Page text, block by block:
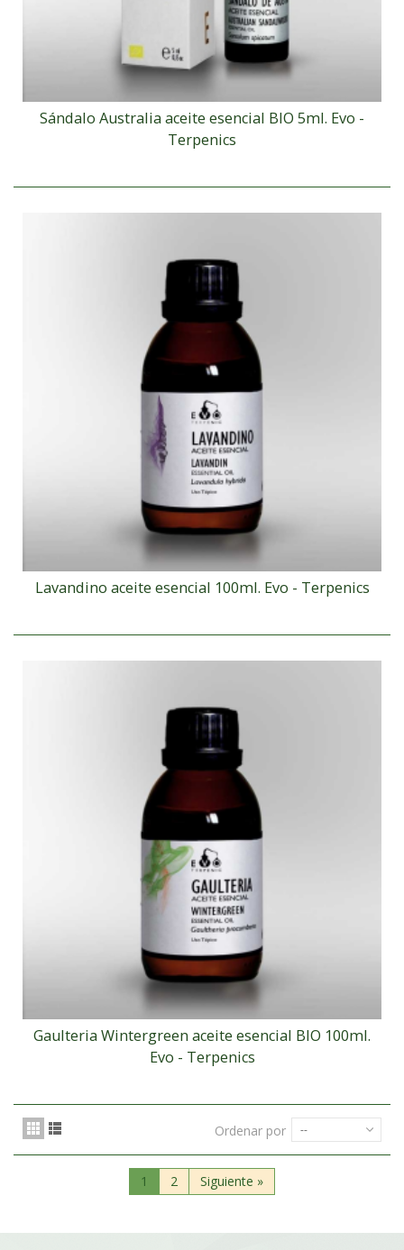
Sándalo Australia aceite esencial BIO 5ml. Evo -
Terpenics
Lavandino aceite esencial 100ml. Evo - Terpenics
Gaulteria Wintergreen aceite esencial BIO 100ml.
Evo - Terpenics
Ordenar por --
1 2 Siguiente »